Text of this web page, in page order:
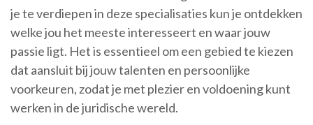
je te verdiepen in deze specialisaties kun je ontdekken
welke jou het meeste interesseert en waar jouw
passie ligt. Het is essentieel om een gebied te kiezen
dat aansluit bij jouw talenten en persoonlijke
voorkeuren, zodat je met plezier en voldoening kunt
werken in de juridische wereld.